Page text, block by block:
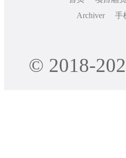
Archiver
手
© 2018-